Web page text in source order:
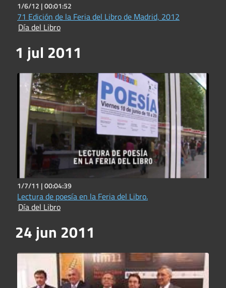
1/6/12 |00:01:52
71 Edición de la Feria del Libro de Madrid, 2012
Día del Libro
1 jul 2011
1/7/11 |00:04:39
Lectura de poesía en la Feria del Libro.
Día del Libro
24 jun 2011